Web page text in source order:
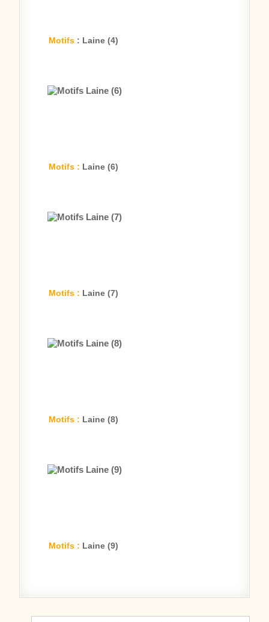
Motifs : Laine (4)
Motifs : Laine (6)
Motifs : Laine (7)
Motifs : Laine (8)
Motifs : Laine (9)